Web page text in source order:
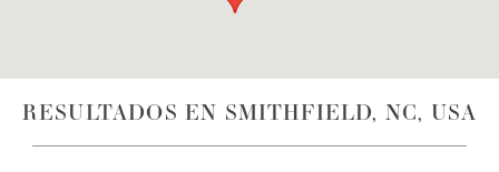
RESULTADOS EN SMITHFIELD, NC, USA